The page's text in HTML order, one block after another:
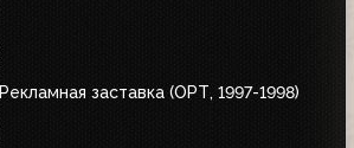
Рекламная заставка (ОРТ, 1997-1998)